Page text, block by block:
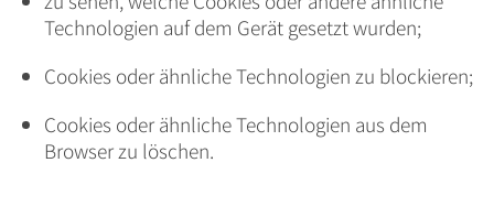
Technologien auf dem Gerät gesetzt wurden;
Cookies oder ähnliche Technologien zu blockieren;
Cookies oder ähnliche Technologien aus dem
Browser zu löschen.